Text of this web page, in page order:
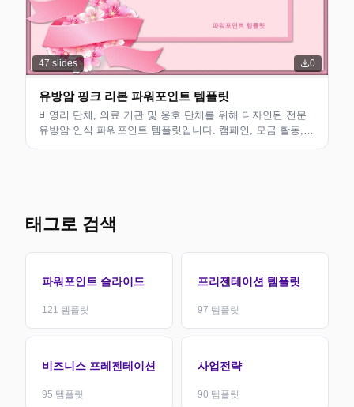
47 slides 0
유방암 핑크 리본 파워포인트 템플릿
비영리 단체, 의료 기관 및 옹호 단체를 위해 디자인된 전문
유방암 인식 파워포인트 템플릿입니다. 캠페인, 모금 활동,
태그로 검색
파워포인트 슬라이드
121 템플릿
프리젠테이션 템플릿
97 템플릿
비즈니스 프레젠테이션
95 템플릿
사업전략
90 템플릿